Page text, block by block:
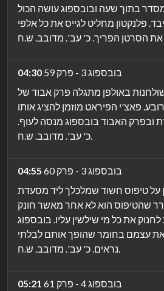
בתוך שעה ובובספוג עושה הכול
פלנקטון מחליט לגייס את כל אלפי
04:30
בובספוג 3 - פרק 59
באולפן מתגלה פרק אבוד של
פאצ'י הפיראט מוזמן להציג אותו
ובפרק האבוד בובספוג מנסה לעוף.
כ' עב'. מדובב. ש.ח.
04:55
בובספוג 3 - פרק 60
על טיפוס חשוד שמלכלך ליד מסעדת
שהטיפוס הוא לא אחר מאשר חונק
את כל מי שילשין עליו. בובספוג
עצמם בחומר שהופך אותם לבלתי
נראים. כ' עב'. מדובב. ש.ח.
05:21
בובספוג 4 - פרק 61